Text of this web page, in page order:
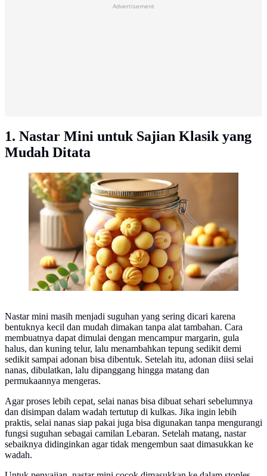
Advertisement
1. Nastar Mini untuk Sajian Klasik yang
Mudah Ditata
illustrasi nastar mini dalam toples copyright/ai generated
Nastar mini masih menjadi suguhan yang sering dicari karena
bentuknya kecil dan mudah dimakan tanpa alat tambahan. Cara
membuatnya dapat dimulai dengan mencampur margarin, gula
halus, dan kuning telur, lalu menambahkan tepung sedikit demi
sedikit sampai adonan bisa dibentuk. Setelah itu, adonan diisi selai
nanas, dibulatkan, lalu dipanggang hingga matang dan
permukaannya mengeras.
Agar proses lebih cepat, selai nanas bisa dibuat sehari sebelumnya
dan disimpan dalam wadah tertutup di kulkas. Jika ingin lebih
praktis, selai nanas siap pakai juga bisa digunakan tanpa mengurangi
fungsi suguhan sebagai camilan Lebaran. Setelah matang, nastar
sebaiknya didinginkan agar tidak mengembun saat dimasukkan ke
wadah.